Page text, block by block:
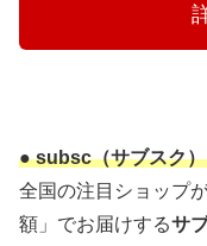
詳
● subsc（サブスク
全国の注目ショップ
額」でお届けするサ